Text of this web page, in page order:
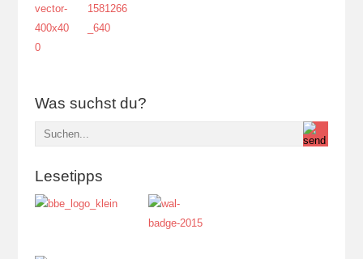
Was suchst du?
Lesetipps